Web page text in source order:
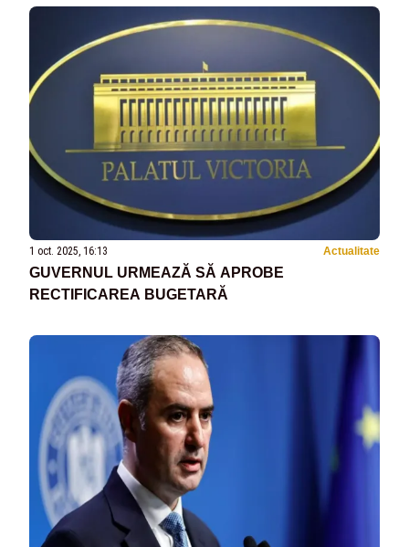
1 oct. 2025, 16:13 Actualitate
GUVERNUL URMEAZĂ SĂ APROBE
RECTIFICAREA BUGETARĂ